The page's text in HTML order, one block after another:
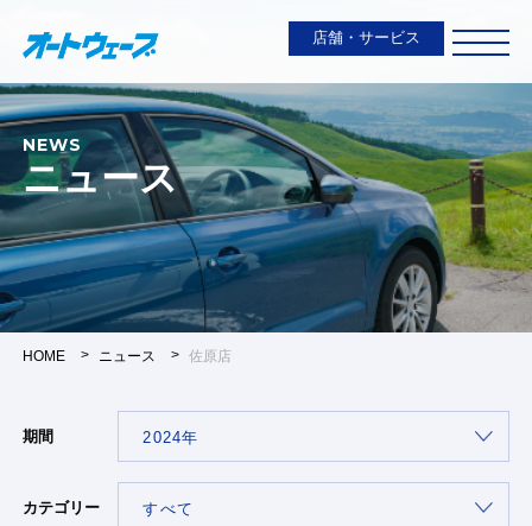
店舗・サービス
NEWS
ニュース
HOME ニュース 佐原店
期間
カテゴリー